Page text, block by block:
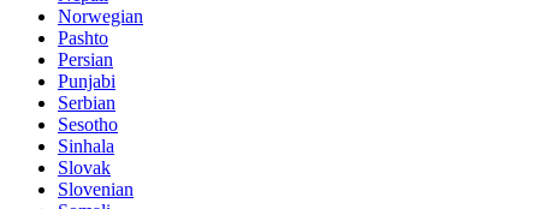
Norwegian
Pashto
Persian
Punjabi
Serbian
Sesotho
Sinhala
Slovak
Slovenian